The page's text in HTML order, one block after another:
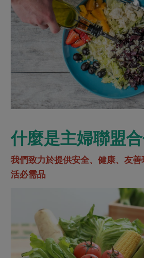
什麼是主婦聯盟
我們致力於提供安全、健康、友
活必需品